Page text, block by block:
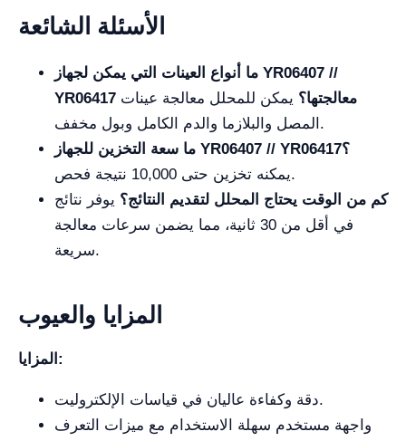
الأسئلة الشائعة
ما أنواع العينات التي يمكن لجهاز YR06407 //
YR06417 معالجتها؟ يمكن للمحلل معالجة عينات
المصل والبلازما والدم الكامل وبول مخفف.
ما سعة التخزين للجهاز YR06407 // YR06417؟
يمكنه تخزين حتى 10,000 نتيجة فحص.
كم من الوقت يحتاج المحلل لتقديم النتائج؟ يوفر نتائج
في أقل من 30 ثانية، مما يضمن سرعات معالجة
سريعة.
المزايا والعيوب
المزايا:
دقة وكفاءة عاليان في قياسات الإلكتروليت.
واجهة مستخدم سهلة الاستخدام مع ميزات التعرف